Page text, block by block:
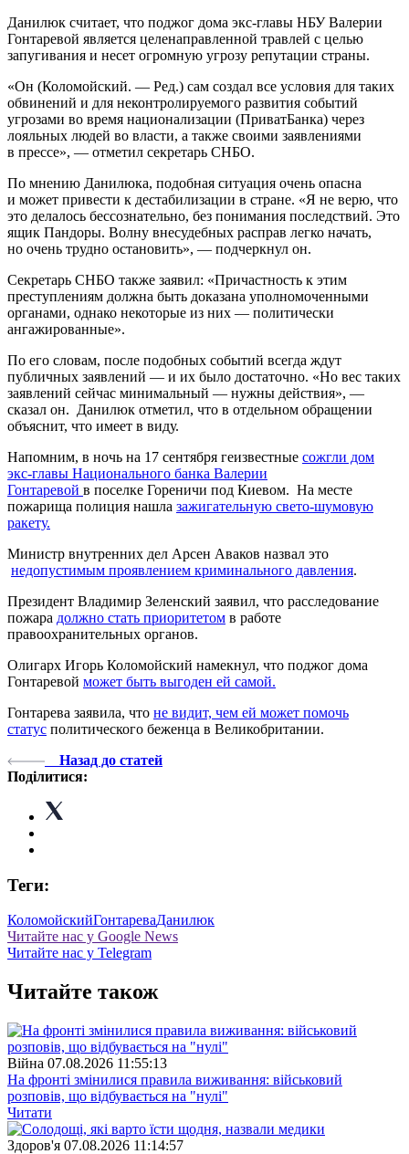
Данилюк считает, что поджог дома экс-главы НБУ Валерии
Гонтаревой является целенаправленной травлей с целью
запугивания и несет огромную угрозу репутации страны.
«Он (Коломойский. — Ред.) сам создал все условия для таких
обвинений и для неконтролируемого развития событий
угрозами во время национализации (ПриватБанка) через
лояльных людей во власти, а также своими заявлениями
в прессе», — отметил секретарь СНБО.
По мнению Данилюка, подобная ситуация очень опасна
и может привести к дестабилизации в стране. «Я не верю, что
это делалось бессознательно, без понимания последствий. Это
ящик Пандоры. Волну внесудебных расправ легко начать,
но очень трудно остановить», — подчеркнул он.
Секретарь СНБО также заявил: «Причастность к этим
преступлениям должна быть доказана уполномоченными
органами, однако некоторые из них — политически
ангажированные».
По его словам, после подобных событий всегда ждут
публичных заявлений — и их было достаточно. «Но вес таких
заявлений сейчас минимальный — нужны действия», —
сказал он. Данилюк отметил, что в отдельном обращении
объяснит, что имеет в виду.
Напомним, в ночь на 17 сентября геизвестные сожгли дом
экс-главы Национального банка Валерии
Гонтаревой в поселке Гореничи под Киевом. На месте
пожарища полиция нашла зажигательную свето-шумовую
ракету.
Министр внутренних дел Арсен Аваков назвал это
недопустимым проявлением криминального давления.
Президент Владимир Зеленский заявил, что расследование
пожара должно стать приоритетом в работе
правоохранительных органов.
Олигарх Игорь Коломойский намекнул, что поджог дома
Гонтаревой может быть выгоден ей самой.
Гонтарева заявила, что не видит, чем ей может помочь
статус политического беженца в Великобритании.
Назад до статей
Поділитися:
Теги:
КоломойскийГонтареваДанилюк
Читайте нас у Google News
Читайте нас у Telegram
Читайте також
Війна 07.08.2026 11:55:13
На фронті змінилися правила виживання: військовий
розповів, що відбувається на "нулі"
Читати
Здоров'я 07.08.2026 11:14:57